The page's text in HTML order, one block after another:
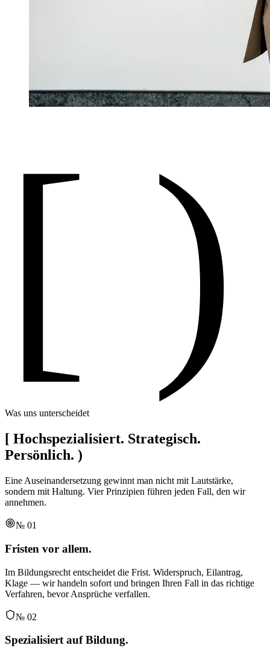
[ )
Was uns unterscheidet
[ Hochspezialisiert. Strategisch.
Persönlich. )
Eine Auseinandersetzung gewinnt man nicht mit Lautstärke,
sondern mit Haltung. Vier Prinzipien führen jeden Fall, den wir
annehmen.
№ 01
Fristen vor allem.
Im Bildungsrecht entscheidet die Frist. Widerspruch, Eilantrag,
Klage — wir handeln sofort und bringen Ihren Fall in das richtige
Verfahren, bevor Ansprüche verfallen.
№ 02
Spezialisiert auf Bildung.